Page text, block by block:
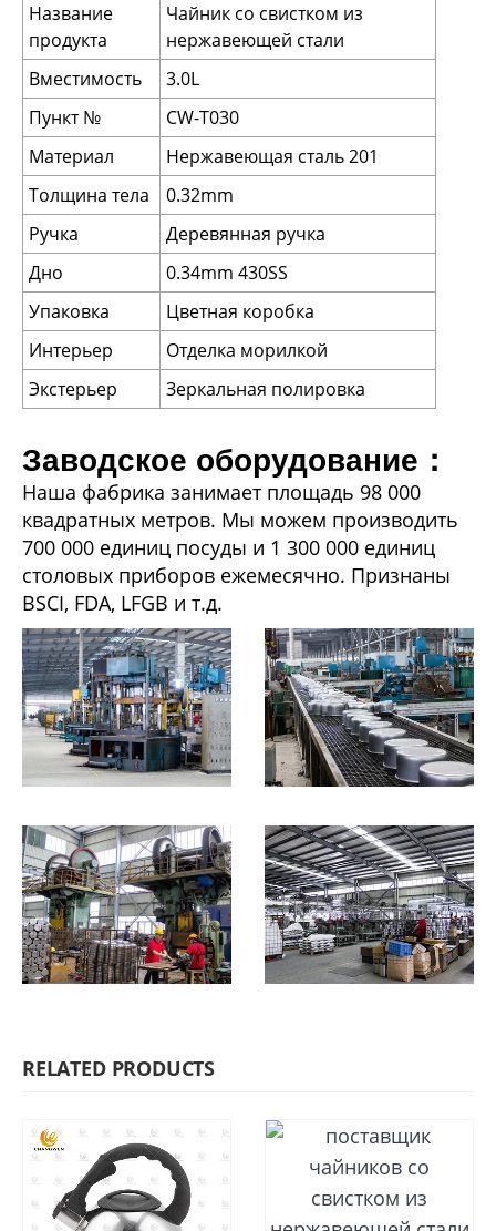
Название
продукта
Чайник со свистком из
нержавеющей стали
Вместимость
3.0L
Пункт №
CW-T030
Материал
Нержавеющая сталь 201
Толщина тела
0.32mm
Ручка
Деревянная ручка
Дно
0.34mm 430SS
Упаковка
Цветная коробка
Интерьер
Отделка морилкой
Экстерьер
Зеркальная полировка
Заводское оборудование：
Наша фабрика занимает площадь 98 000
квадратных метров. Мы можем производить
700 000 единиц посуды и 1 300 000 единиц
столовых приборов ежемесячно. Признаны
BSCI, FDA, LFGB и т.д.
RELATED PRODUCTS